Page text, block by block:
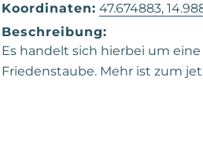
Koordinaten: 47.674883,
Beschreibung:
Es handelt sich hierbei um
Friedenstaube. Mehr ist zum